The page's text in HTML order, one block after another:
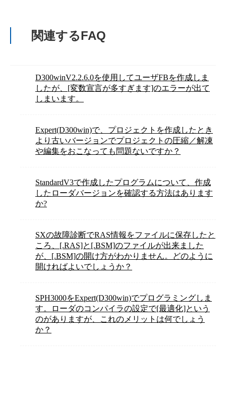
関連するFAQ
D300winV2.2.6.0を使用してユーザFBを作成しま
したが、[変数宣言が多すぎます]のエラーが出て
しまいます。
Expert(D300win)で、プロジェクトを作成したとき
より古いバージョンでプロジェクトの圧縮／解凍
や編集をおこなっても問題ないですか？
StandardV3で作成したプログラムについて、作成
したローダバージョンを確認する方法はあります
か?
SXの故障診断でRAS情報をファイルに保存したと
ころ、[.RAS]と[.BSM]のファイルが出来ました
が、[.BSM]の開け方がわかりません。どのように
開ければよいでしょうか？
SPH3000をExpert(D300win)でプログラミングしま
す。ローダのコンパイラの設定で[最適化]という
のがありますが、これのメリットは何でしょう
か？